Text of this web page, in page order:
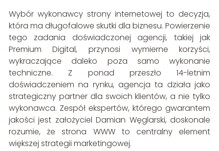
Wybór wykonawcy strony internetowej to decyzja,
która ma długofalowe skutki dla biznesu. Powierzenie
tego zadania doświadczonej agencji, takiej jak
Premium Digital, przynosi wymierne korzyści,
wykraczające daleko poza samo wykonanie
techniczne. Z ponad przeszło 14-letnim
doświadczeniem na rynku, agencja ta działa jako
strategiczny partner dla swoich klientów, a nie tylko
wykonawca. Zespół ekspertów, którego gwarantem
jakości jest założyciel Damian Węglarski, doskonale
rozumie, że strona WWW to centralny element
większej strategii marketingowej.